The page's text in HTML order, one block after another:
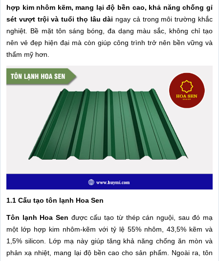
hợp kim nhôm kẽm, mang lại độ bền cao, khả năng chống gỉ
sét vượt trội và tuổi thọ lâu dài ngay cả trong môi trường khắc
nghiệt. Bề mặt tôn sáng bóng, đa dạng màu sắc, không chỉ tạo
nên vẻ đẹp hiện đại mà còn giúp công trình trở nên bền vững và
thẩm mỹ hơn.
1.1 Cấu tạo tôn lạnh Hoa Sen
Tôn lạnh Hoa Sen được cấu tạo từ thép cán nguội, sau đó mạ
một lớp hợp kim nhôm-kẽm với tỷ lệ 55% nhôm, 43,5% kẽm và
1,5% silicon. Lớp mạ này giúp tăng khả năng chống ăn mòn và
phản xạ nhiệt, mang lại độ bền cao cho sản phẩm. Ngoài ra, tôn